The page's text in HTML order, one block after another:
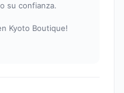
su confianza.
Kyoto Boutique!